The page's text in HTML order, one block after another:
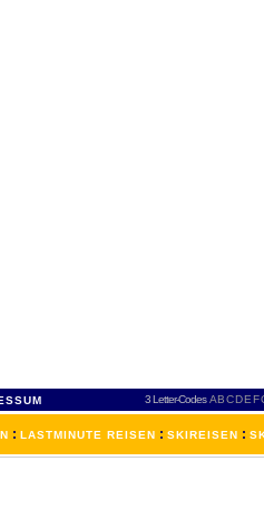
3 Letter-Codes ABCDEF
: LASTMINUTE REISEN : SKIREISEN :